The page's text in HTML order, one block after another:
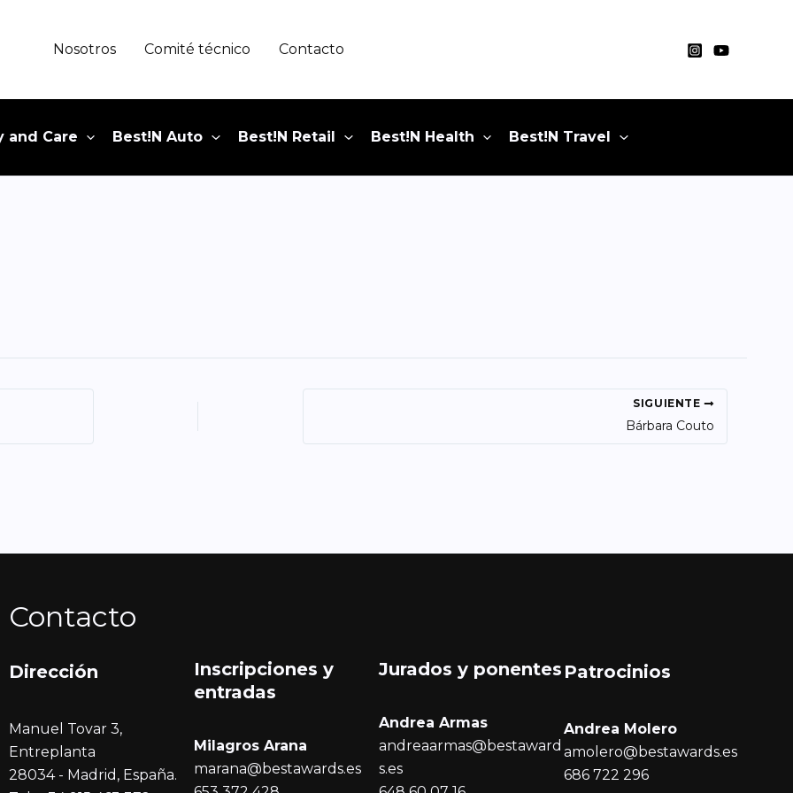
Nosotros Comité técnico Contacto
and Care Best!N Auto Best!N Retail Best!N Health Best!N Travel
SIGUIENTE
Bárbara Couto
Contacto
Dirección
Manuel Tovar 3,
Entreplanta
28034 - Madrid, España.
Inscripciones y
entradas
Milagros Arana
marana@bestawards.es
Jurados y ponentes
Andrea Armas
andreaarmas@bestaward
s.es
Patrocinios
Andrea Molero
amolero@bestawards.es
686 722 296